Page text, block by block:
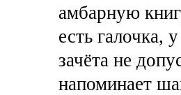
амбарную
есть галочка,
зачёта не
напоминает